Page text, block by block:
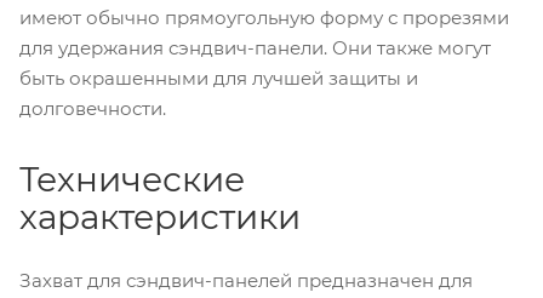
имеют обычно прямоугольную форму с прорезями
для удержания сэндвич-панели. Они также могут
быть окрашенными для лучшей защиты и
долговечности.
Технические
характеристики
Захват для сэндвич-панелей предназначен для